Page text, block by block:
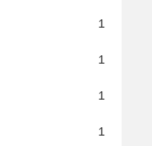
1
1
1
1